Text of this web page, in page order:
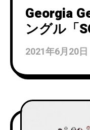
Georgia
ングル「
ANGEL」
リリース！
2021年6月20日